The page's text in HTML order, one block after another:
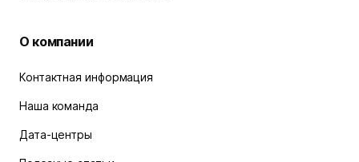
О компании
Контактная информация
Наша команда
Дата-центры